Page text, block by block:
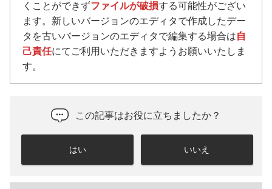
くことができずファイルが破損する可能性がござい
ます。新しいバージョンのエディタで作成したデー
タを古いバージョンのエディタで編集する場合は自
己責任にてご利用いただきますようお願いいたしま
す。
この記事はお役に立ちましたか？
はい いいえ